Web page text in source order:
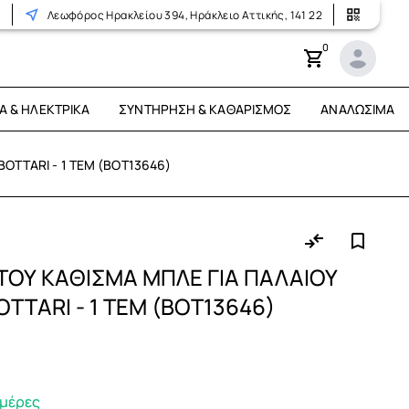
Λεωφόρος Ηρακλείου 394, Ηράκλειο Αττικής, 141 22
0
& ΗΛΕΚΤΡΙΚΆ ΣΥΝΤΉΡΗΣΗ & ΚΑΘΑΡΙΣΜΌΣ ΑΝΑΛΏΣΙΜΑ
- 1 ΤΕΜ (ΒΟΤ13646)
ΚΑΘΙΣΜΑ ΜΠΛΕ ΓΙΑ ΠΑΛΑΙΟΥ
- 1 ΤΕΜ (ΒΟΤ13646)